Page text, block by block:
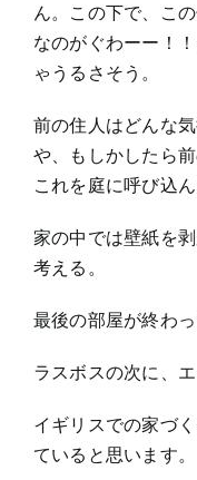
ん。この下で、こ
なのがぐわーー！
ゃうるさそう。
前の住人はどんな
や、もしかしたら
これを庭に呼び込ん
家の中では壁紙を
考える。
最後の部屋が終わ
ラスボスの次に、エ
イギリスでの家づ
ていると思います。